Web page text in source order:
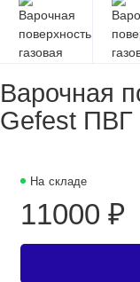
Варочная
Gefest ПВГ
На складе
11000 ₽